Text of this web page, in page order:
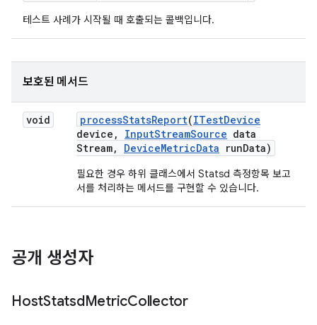
테스트 사례가 시작될 때 호출되는 콜백입니다.
보호된 메서드
void processStatsReport(ITestDevice
device , InputStreamSource data
Stream, DeviceMetricData runData)
필요한 경우 하위 클래스에서 Statsd 측정항목 보고
서를 처리하는 메서드를 구현할 수 있습니다.
공개 생성자
HostStatsdMetricCollector